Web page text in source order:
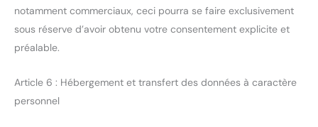
notamment commerciaux, ceci pourra se faire exclusivement
sous réserve d’avoir obtenu votre consentement explicite et
préalable.
Article 6 : Hébergement et transfert des données à caractère
personnel